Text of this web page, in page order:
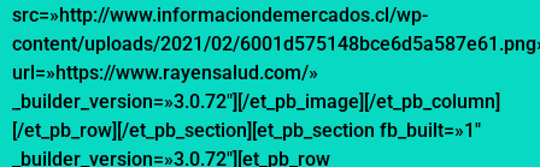
src=»http://www.informaciondemercados.cl/wp-
content/uploads/2021/02/
url=»https://www.rayensalud.com/»
_builder_version=»3.0.72″][/et_pb_image][/et_pb_column]
[/et_pb_row][/et_pb_section][et_pb_section fb_built=»1″
_builder_version=»3.0.72″][et_pb_row